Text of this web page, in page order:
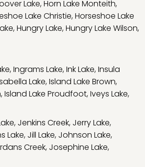
Lake,Horn Lake Monteith,
Lake Christie,Horseshoe Lake
,Hungry Lake,Hungry Lake Wilson,
,Ingrams Lake,Ink Lake,Insula
Lake,Island Lake Brown,
,Island Lake Proudfoot,Iveys Lake,
, Jenkins Creek, Jerry Lake,
Lake, Jill Lake, Johnson Lake,
Creek, Josephine Lake,